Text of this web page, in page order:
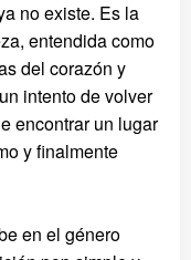
no existe. Es la
entendida como
del corazón y
intento de volver
encontrar un lugar
y finalmente
en el género